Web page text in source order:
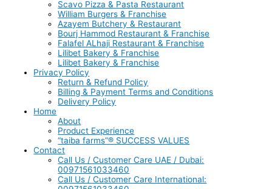
Scavo Pizza & Pasta Restaurant
William Burgers & Franchise
Azayem Butchery & Restaurant
Bourj Hammod Restaurant & Franchise
Falafel ALhaji Restaurant & Franchise
Lilibet Bakery & Franchise
Lilibet Bakery & Franchise
Privacy Policy
Return & Refund Policy
Billing & Payment Terms and Conditions
Delivery Policy
Home
About
Product Experience
“taiba farms”® SUCCESS VALUES
Contact
Call Us / Customer Care UAE / Dubai:
00971561033460
Call Us / Customer Care International: